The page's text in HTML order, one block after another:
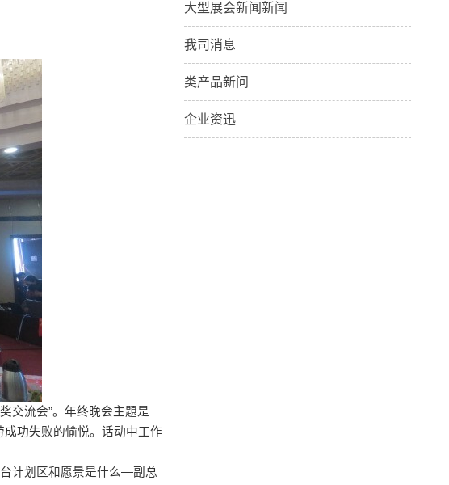
交流会”。年终晚会主題是
功失败的愉悦。话动中工作
台计划区和愿景是什么—副总
大型展会新闻新闻
我司消息
类产品新问
企业资迅